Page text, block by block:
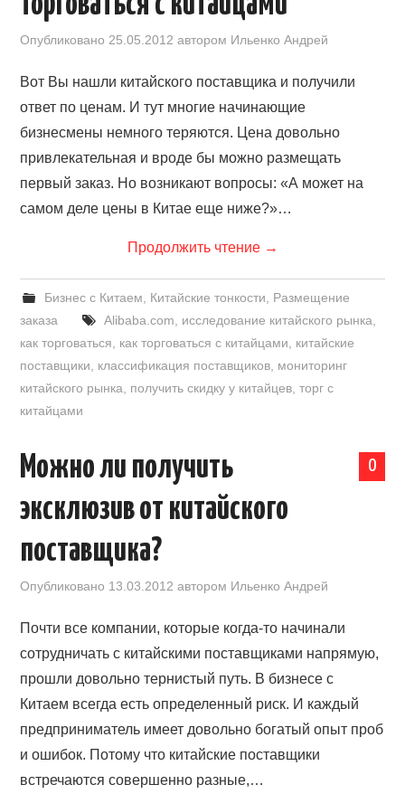
Опубликовано 25.05.2012 автором Ильенко Андрей
Вот Вы нашли китайского поставщика и получили
ответ по ценам. И тут многие начинающие
бизнесмены немного теряются. Цена довольно
привлекательная и вроде бы можно размещать
первый заказ. Но возникают вопросы: «А может на
самом деле цены в Китае еще ниже?»…
Продолжить чтение →
Бизнес с Китаем Китайские тонкости
Размещение
заказа
Alibaba.com исследование китайского рынка
как торговаться
как торговаться с китайцами
китайские
поставщики
классификация поставщиков мониторинг
китайского рынка
получить скидку у китайцев ,торг с
китайцами
0
Можно ли получить
эксклюзив от китайского
поставщика?
Опубликовано 13.03.2012 автором Ильенко Андрей
Почти все компании, которые когда-то начинали
сотрудничать с китайскими поставщиками напрямую,
прошли довольно тернистый путь. В бизнесе с
Китаем всегда есть определенный риск. И каждый
предприниматель имеет довольно богатый опыт проб
и ошибок. Потому что китайские поставщики
встречаются совершенно разные,…